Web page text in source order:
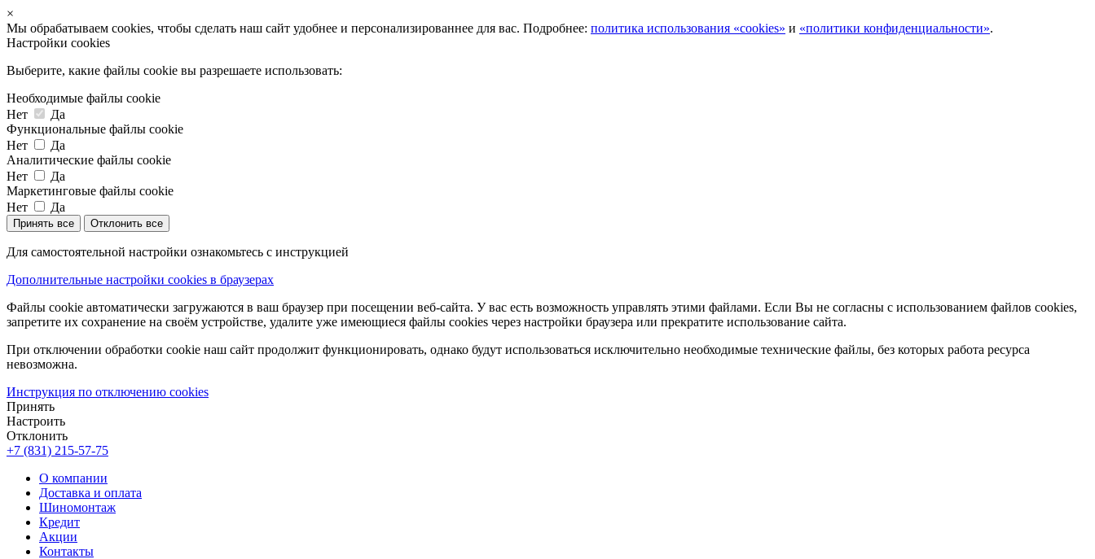
×
Мы обрабатываем cookies, чтобы сделать наш сайт удобнее и персонализированнее для вас. Подробнее: политика использования «cookies» и «политики конфиденциальности».
Настройки cookies
Выберите, какие файлы cookie вы разрешаете использовать:
Необходимые файлы cookie
Нет
Да
Функциональные файлы cookie
Нет
Да
Аналитические файлы cookie
Нет
Да
Маркетинговые файлы cookie
Нет
Да
Принять все Отклонить все
Для самостоятельной настройки ознакомьтесь с инструкцией
Дополнительные настройки cookies в браузерах
Файлы cookie автоматически загружаются в ваш браузер при посещении веб-сайта. У вас есть возможность управлять этими файлами. Если Вы не согласны с использованием файлов cookies,
запретите их сохранение на своём устройстве, удалите уже имеющиеся файлы cookies через настройки браузера или прекратите использование сайта.
При отключении обработки cookie наш сайт продолжит функционировать, однако будут использоваться исключительно необходимые технические файлы, без которых работа ресурса
невозможна.
Инструкция по отключению cookies
Принять
Настроить
Отклонить
+7 (831) 215-57-75
О компании
Доставка и оплата
Шиномонтаж
Кредит
Акции
Контакты